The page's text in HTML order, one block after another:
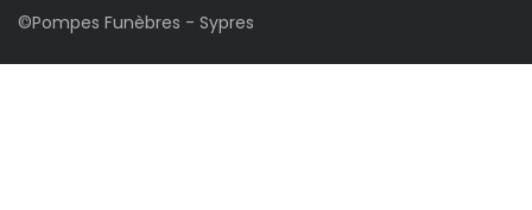
©Pompes Funèbres - Sypres